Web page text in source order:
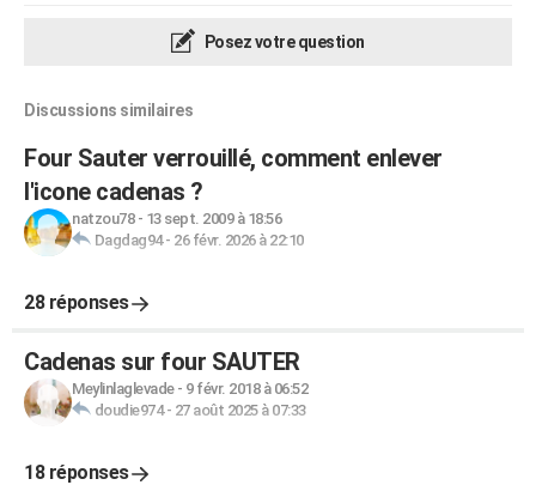
Posez votre question
Discussions similaires
Four Sauter verrouillé, comment enlever
l'icone cadenas ?
natzou78- 13 sept. 2009 à 18:56
Dagdag94- 26 févr. 2026 à 22:10
28 réponses
Cadenas sur four SAUTER
Meylinlaglevade- 9 févr. 2018 à 06:52
doudie974- 27 août 2025 à 07:33
18 réponses